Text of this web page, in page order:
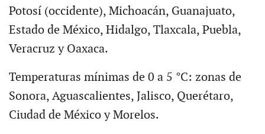
Potosí (occidente), Michoacán, Guanajuato,
Estado de México, Hidalgo, Tlaxcala, Puebla,
Veracruz y Oaxaca.
Temperaturas mínimas de 0 a 5 °C: zonas de
Sonora, Aguascalientes, Jalisco, Querétaro,
Ciudad de México y Morelos.